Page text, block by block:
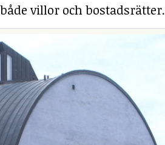
villor och bostadsrätter.